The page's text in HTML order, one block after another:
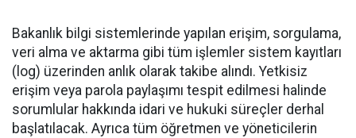
Bakanlık bilgi sistemlerinde yapılan erişim, sorgulama,
veri alma ve aktarma gibi tüm işlemler sistem kayıtları
(log) üzerinden anlık olarak takibe alındı. Yetkisiz
erişim veya parola paylaşımı tespit edilmesi halinde
sorumlular hakkında idari ve hukuki süreçler derhal
başlatılacak. Ayrıca tüm öğretmen ve yöneticilerin